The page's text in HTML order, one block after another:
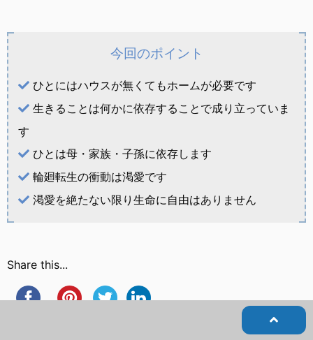
今回のポイント
ひとにはハウスが無くてもホームが必要です
生きることは何かに依存することで成り立っていま
す
ひとは母・家族・子孫に依存します
輪廻転生の衝動は渇愛です
渇愛を絶たない限り生命に自由はありません
Share this...